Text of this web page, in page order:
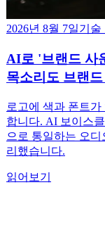
2026년 8월 7일기술
AI로 '브랜드 사
목소리도 브랜
로고에 색과 폰트
합니다. AI 보이스
으로 통일하는 오
리했습니다.
읽어보기